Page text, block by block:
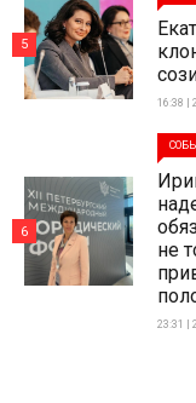
16:38 |
5
не
23:31 |
6